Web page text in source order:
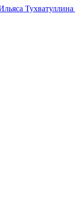
Тухватуллина